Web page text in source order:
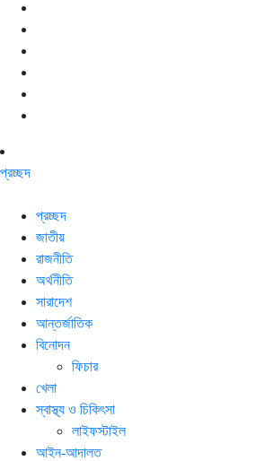
প্রচ্ছদ
প্রচ্ছদ
জাতীয়
রাজনীতি
অর্থনীতি
সারাদেশ
আন্তর্জাতিক
বিনোদন
ফিচার
খেলা
স্বাস্থ্য ও চিকিৎসা
লাইফস্টাইল
আইন-আদালত